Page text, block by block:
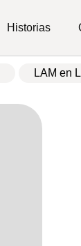
Historias
LAM en